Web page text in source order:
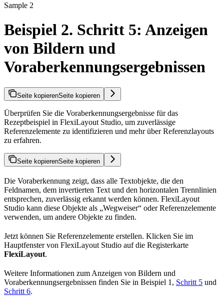
Sample 2
Beispiel 2. Schritt 5: Anzeigen
von Bildern und
Voraberkennungsergebnissen
Seite kopierenSeite kopieren
Überprüfen Sie die Voraberkennungsergebnisse für das
Rezeptbeispiel in FlexiLayout Studio, um zuverlässige
Referenzelemente zu identifizieren und mehr über Referenzlayouts
zu erfahren.
Seite kopierenSeite kopieren
Die Voraberkennung zeigt, dass alle Textobjekte, die den
Feldnamen, dem invertierten Text und den horizontalen Trennlinien
entsprechen, zuverlässig erkannt werden können. FlexiLayout
Studio kann diese Objekte als „Wegweiser“ oder Referenzelemente
verwenden, um andere Objekte zu finden.
Jetzt können Sie Referenzelemente erstellen. Klicken Sie im
Hauptfenster von FlexiLayout Studio auf die Registerkarte
FlexiLayout.
Weitere Informationen zum Anzeigen von Bildern und
Voraberkennungsergebnissen finden Sie in Beispiel 1, Schritt 5 und
Schritt 6.